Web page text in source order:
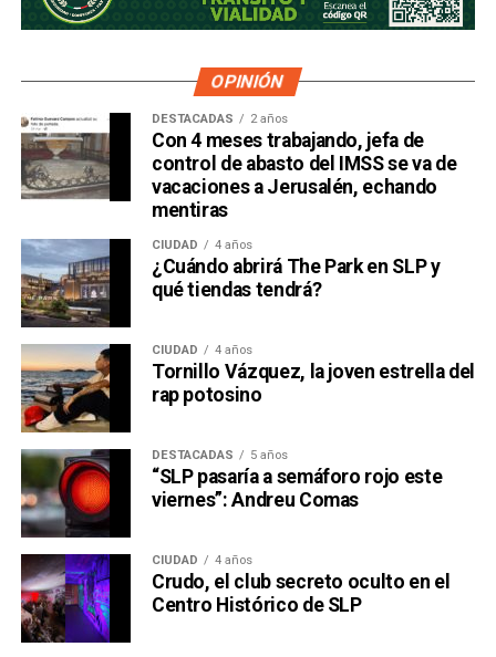
OPINIÓN
DESTACADAS 2 años
Con 4 meses trabajando, jefa de
control de abasto del IMSS se va de
vacaciones a Jerusalén, echando
mentiras
CIUDAD 4 años
¿Cuándo abrirá The Park en SLP y
qué tiendas tendrá?
CIUDAD 4 años
Tornillo Vázquez, la joven estrella del
rap potosino
DESTACADAS 5 años
“SLP pasaría a semáforo rojo este
viernes”: Andreu Comas
CIUDAD 4 años
Crudo, el club secreto oculto en el
Centro Histórico de SLP